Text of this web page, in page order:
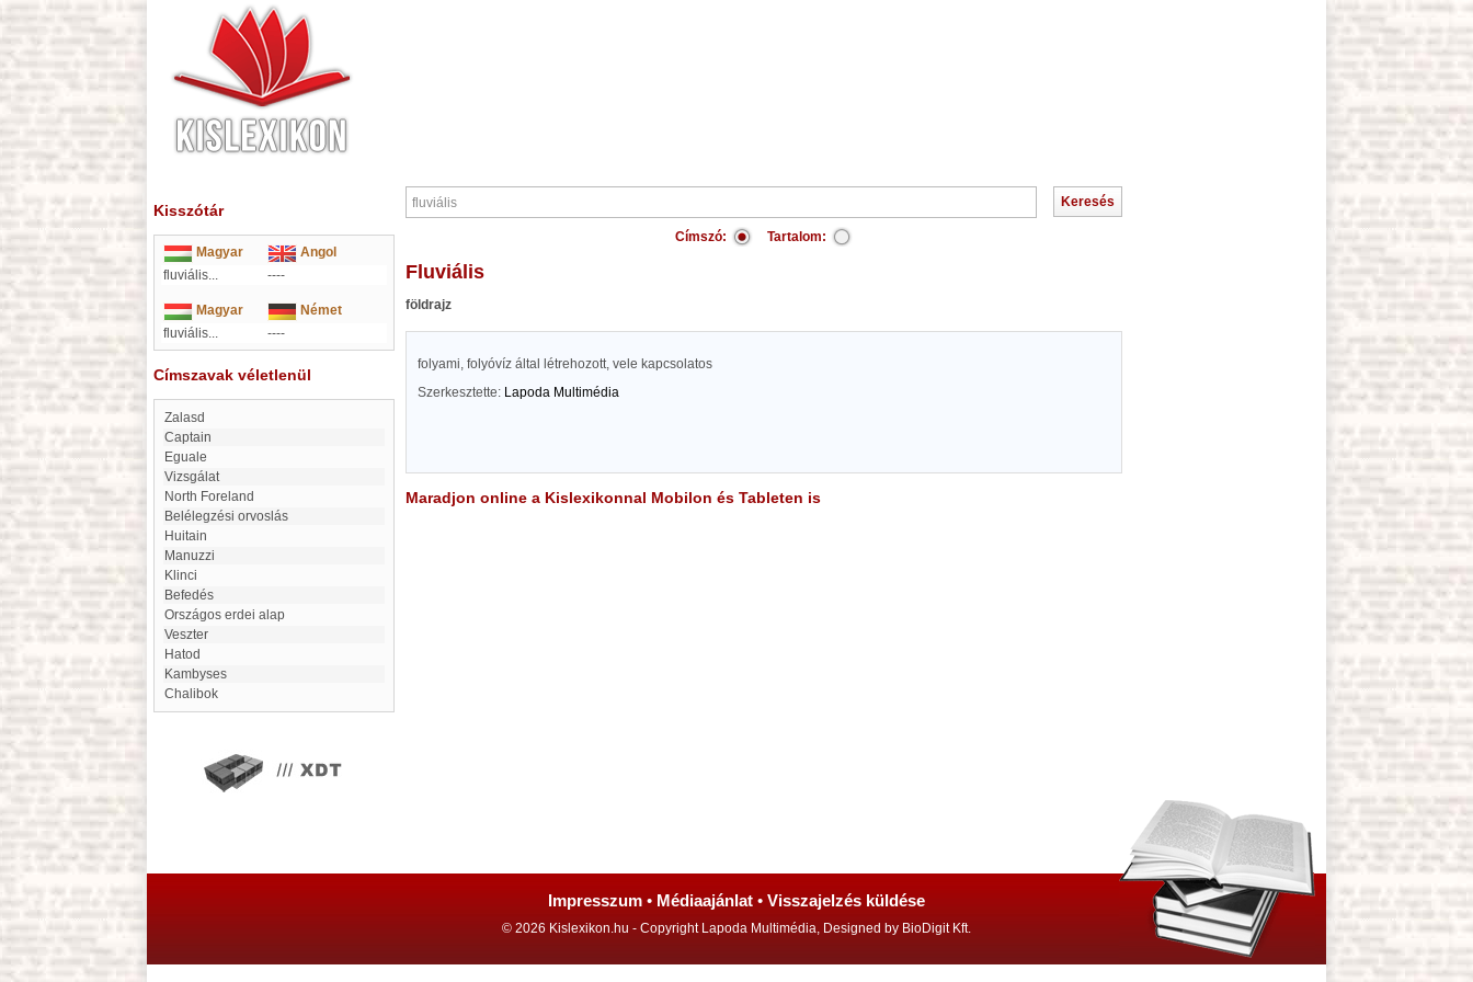
Kisszótár
Magyar
Angol
fluviális...
----
Magyar
Német
fluviális...
----
Címszavak véletlenül
Zalasd
captain
eguale
Vizsgálat
North Foreland
Belélegzési orvoslás
huitain
Manuzzi
Klinci
Befedés
Országos erdei alap
Veszter
Hatod
Kambyses
Chalibok
Címszó: Tartalom:
fluviális
földrajz
folyami, folyóvíz által létrehozott, vele kapcsolatos
Szerkesztette: Lapoda Multimédia
Maradjon online a Kislexikonnal Mobilon és Tableten is
Impresszum • Médiaajánlat • Visszajelzés küldése
© 2026 Kislexikon.hu - Copyright Lapoda Multimédia, Designed by BioDigit Kft.